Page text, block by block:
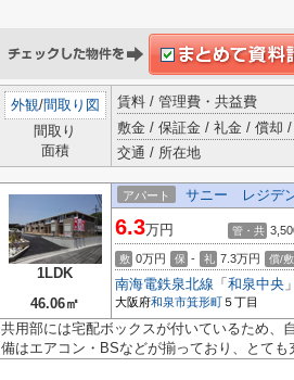
外観/間取り図
間取り
面積
賃料 / 管理費・共益費
敷金 / 保証金 / 礼金 / 償却 /
交通 / 所在地
1LDK
46.06㎡
アパート サニー レジデ
6.3万円 管・共
敷 0万円 保 - 礼 7.3万円 償/敷
南海電鉄泉北線 「 和泉中央
大阪府和泉市箕形町 ５丁目
共用部には宅配ボックスが付いているため、
備はエアコン・BSなどが揃っており、とて